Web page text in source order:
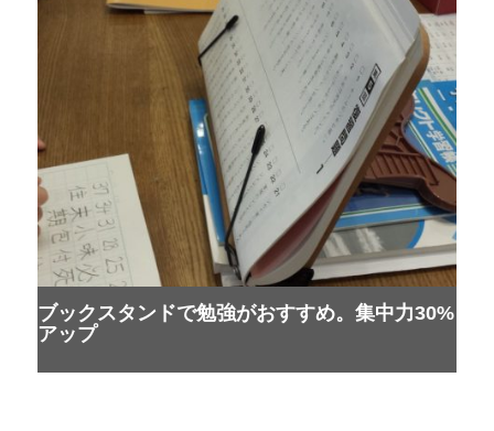
ブックスタンドで勉強がおすすめ。集中力30%
アップ